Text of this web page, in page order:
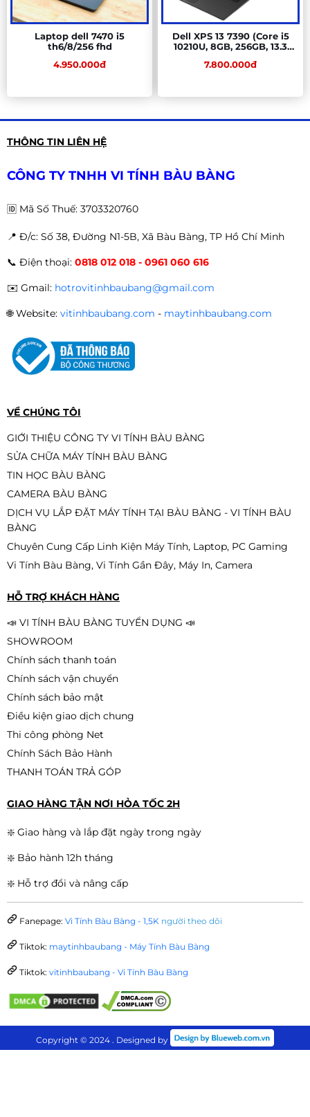
Laptop dell 7470 i5
th6/8/256 fhd
4.950.000đ
Dell XPS 13 7390 (Core i5
10210U, 8GB, 256GB, 13.3
7.800.000đ
THÔNG TIN LIÊN HỆ
CÔNG TY TNHH VI TÍNH BÀU BÀNG
🆔 Mã Số Thuế: 3703320760
📍 Đ/c: Số 38, Đường N1-5B, Xã Bàu Bàng, TP Hồ Chí Minh
📞 Điện thoại: 0818 012 018 - 0961 060 616
✉️ Gmail: hotrovitinhbaubang@gmail.com
🌐Website: vitinhbaubang.com - maytinhbaubang.com
VỀ CHÚNG TÔI
GIỚI THIỆU CÔNG TY VI TÍNH BÀU BÀNG
SỬA CHỮA MÁY TÍNH BÀU BÀNG
TIN HỌC BÀU BÀNG
CAMERA BÀU BÀNG
DỊCH VỤ LẮP ĐẶT MÁY TÍNH TẠI BÀU BÀNG - VI TÍNH BÀU
BÀNG
Chuyên Cung Cấp Linh Kiện Máy Tính, Laptop, PC Gaming
Vi Tính Bàu Bàng, Vi Tính Gần Đây, Máy In, Camera
HỖ TRỢ KHÁCH HÀNG
📣 VI TÍNH BÀU BÀNG TUYỂN DỤNG 📣
SHOWROOM
Chính sách thanh toán
Chính sách vận chuyển
Chính sách bảo mật
Điều kiện giao dịch chung
Thi công phòng Net
Chính Sách Bảo Hành
THANH TOÁN TRẢ GÓP
GIAO HÀNG TẬN NƠI HỎA TỐC 2H
❇️ Giao hàng và lắp đặt ngày trong ngày
❇️ Bảo hành 12h tháng
❇️ Hỗ trợ đổi và nâng cấp
Fanepage: Vi Tính Bàu Bàng - 1,5K người theo dõi
Tiktok: maytinhbaubang - Máy Tính Bàu Bàng
Tiktok: vitinhbaubang - Vi Tính Bàu Bàng
Copyright © 2024 . Designed by